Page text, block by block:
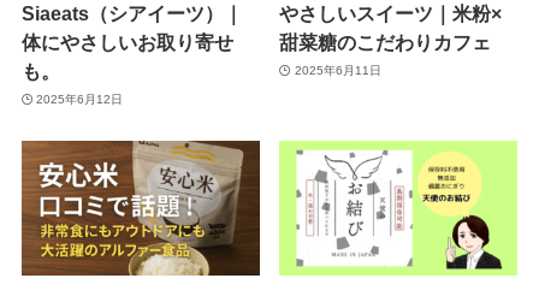
Siaeats（シアイーツ）｜
体にやさしいお取り寄せ
も。
2025年6月12日
やさしいスイーツ｜米粉×
甜菜糖のこだわりカフェ
2025年6月11日